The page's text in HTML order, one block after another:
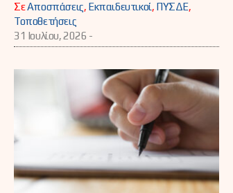
ΣεΑποσπάσεις, Εκπαιδευτικοί, ΠΥΣΔΕ,
Τοποθετήσεις
31 Ιουλίου, 2026 -